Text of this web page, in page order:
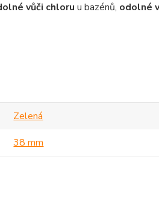
vůči chloru u bazénů, odolné
Zelená
38 mm